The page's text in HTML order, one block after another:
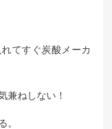
てすぐ炭酸メーカ
兼ねしない！
。